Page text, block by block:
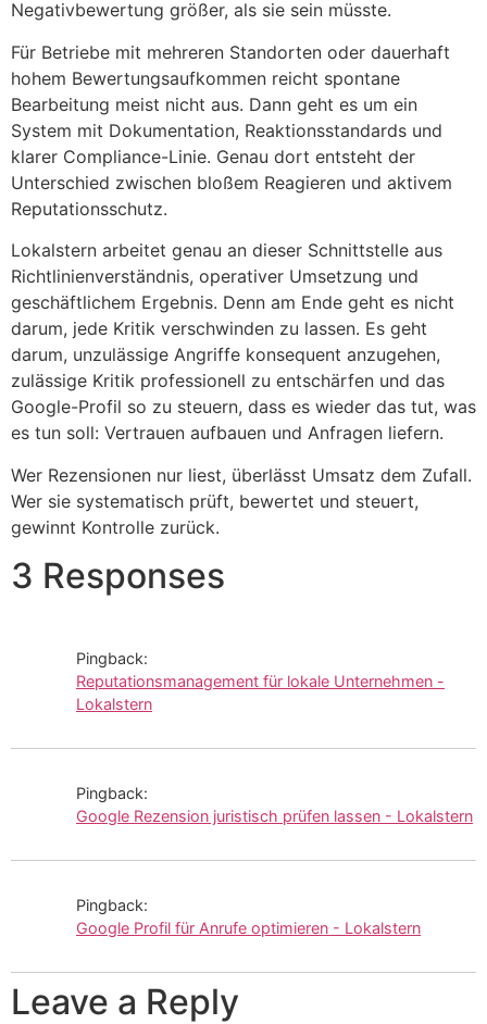
Negativbewertung größer, als sie sein müsste.
Für Betriebe mit mehreren Standorten oder dauerhaft
hohem Bewertungsaufkommen reicht spontane
Bearbeitung meist nicht aus. Dann geht es um ein
System mit Dokumentation, Reaktionsstandards und
klarer Compliance-Linie. Genau dort entsteht der
Unterschied zwischen bloßem Reagieren und aktivem
Reputationsschutz.
Lokalstern arbeitet genau an dieser Schnittstelle aus
Richtlinienverständnis, operativer Umsetzung und
geschäftlichem Ergebnis. Denn am Ende geht es nicht
darum, jede Kritik verschwinden zu lassen. Es geht
darum, unzulässige Angriffe konsequent anzugehen,
zulässige Kritik professionell zu entschärfen und das
Google-Profil so zu steuern, dass es wieder das tut, was
es tun soll: Vertrauen aufbauen und Anfragen liefern.
Wer Rezensionen nur liest, überlässt Umsatz dem Zufall.
Wer sie systematisch prüft, bewertet und steuert,
gewinnt Kontrolle zurück.
3 Responses
Pingback:
Reputationsmanagement für lokale Unternehmen -
Lokalstern
Pingback:
Google Rezension juristisch prüfen lassen - Lokalstern
Pingback:
Google Profil für Anrufe optimieren - Lokalstern
Leave a Reply